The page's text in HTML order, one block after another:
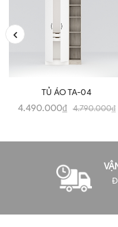
TỦ ÁO TA-04
4.490.000₫ 4.790.000₫